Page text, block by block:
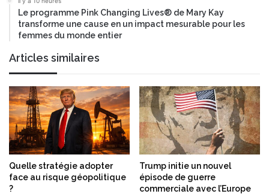
Le programme Pink Changing Lives® de Mary Kay
transforme une cause en un impact mesurable pour les
femmes du monde entier
Articles similaires
Quelle stratégie adopter
face au risque géopolitique
?
Trump initie un nouvel
épisode de guerre
commerciale avec l’Europe